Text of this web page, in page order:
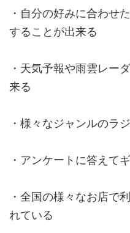
・自分の好みに合わせ
することが出来る
・天気予報や雨雲レー
来る
・様々なジャンルのラ
・アンケートに答えて
・全国の様々なお店で
れている